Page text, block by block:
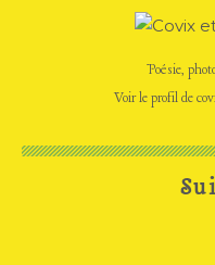
Poésie,
Voir le profil de